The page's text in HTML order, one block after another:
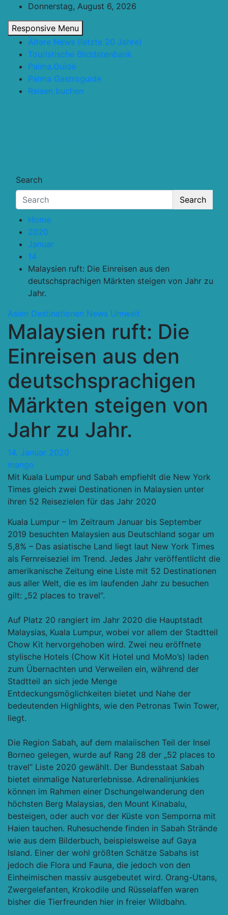
content
Donnerstag, August 6, 2026
Responsive Menu
Ältere News (letzte 20 Jahre)
Touristische Bilddatenbank
Palma.Guide
Palma Gastroguide
Reisen buchen
Search
Search
Home
2020
Januar
14
Malaysien ruft: Die Einreisen aus den
deutschsprachigen Märkten steigen von Jahr zu
Jahr.
Asien Destinationen News Umwelt
Malaysien ruft: Die
Einreisen aus den
deutschsprachigen
Märkten steigen von
Jahr zu Jahr.
14. Januar 2020
mango
Mit Kuala Lumpur und Sabah empfiehlt die New York
Times gleich zwei Destinationen in Malaysien unter
ihren 52 Reisezielen für das Jahr 2020
Kuala Lumpur – Im Zeitraum Januar bis September
2019 besuchten Malaysien aus Deutschland sogar um
5,8% – Das asiatische Land liegt laut New York Times
als Fernreiseziel im Trend. Jedes Jahr veröffentlicht die
amerikanische Zeitung eine Liste mit 52 Destinationen
aus aller Welt, die es im laufenden Jahr zu besuchen
gilt: „52 places to travel“.
Auf Platz 20 rangiert im Jahr 2020 die Hauptstadt
Malaysias, Kuala Lumpur, wobei vor allem der Stadtteil
Chow Kit hervorgehoben wird. Zwei neu eröffnete
stylische Hotels (Chow Kit Hotel und MoMo’s) laden
zum Übernachten und Verweilen ein, während der
Stadtteil an sich jede Menge
Entdeckungsmöglichkeiten bietet und Nahe der
bedeutenden Highlights, wie den Petronas Twin Tower,
liegt.
Die Region Sabah, auf dem malaiischen Teil der Insel
Borneo gelegen, wurde auf Rang 28 der „52 places to
travel“ Liste 2020 gewählt. Der Bundesstaat Sabah
bietet einmalige Naturerlebnisse. Adrenalinjunkies
können im Rahmen einer Dschungelwanderung den
höchsten Berg Malaysias, den Mount Kinabalu,
besteigen, oder auch vor der Küste von Semporna mit
Haien tauchen. Ruhesuchende finden in Sabah Strände
wie aus dem Bilderbuch, beispielsweise auf Gaya
Island. Einer der wohl größten Schätze Sabahs ist
jedoch die Flora und Fauna, die jedoch von den
Einheimischen massiv ausgebeutet wird. Orang-Utans,
Zwergelefanten, Krokodile und Rüsselaffen waren
bisher die Tierfreunden hier in freier Wildbahn.